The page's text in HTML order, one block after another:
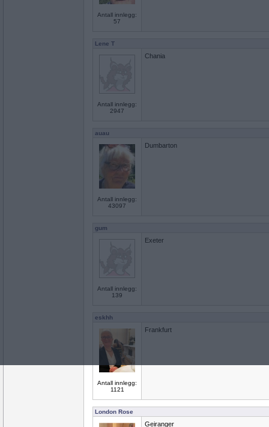
Antall innlegg:
57
Lene T
Antall innlegg:
2947
Chania
auau
Antall innlegg:
43097
Dumbarton
gum
Antall innlegg:
139
Exeter
eskhh
Antall innlegg:
1121
Frankfurt
London Rose
Geiranger